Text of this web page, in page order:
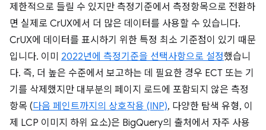
제한적으로 들릴 수 있지만 측정기준에서 측정항목으로 전환하
면 실제로 CrUX에서 더 많은 데이터를 사용할 수 있습니다.
CrUX에 데이터를 표시하기 위한 특정 최소 기준점이 있기 때문
입니다. 이미 2022년에 측정기준을 선택사항으로 설정했습니
다. 즉, 더 높은 수준에서 보고하는 데 필요한 경우 ECT 또는 기
기를 삭제했지만 대부분의 페이지 로드에 포함되지 않은 측정
항목 (다음 페인트까지의 상호작용 (INP), 다양한 탐색 유형, 이
제 LCP 이미지 하위 요소)은 BigQuery의 출처에서 자주 사용